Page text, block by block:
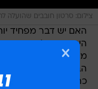
צילום: סרטון חובבים שהועלה
האם יש דבר מפחיד
הים, סמוך לקו המים,
מוגנים מהטורפים
הברית גילו למרבה
כרישים רעבים